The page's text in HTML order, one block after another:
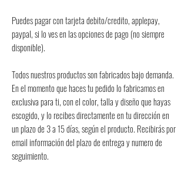
Puedes pagar con tarjeta debito/credito, applepay,
paypal, si lo ves en las opciones de pago (no siempre
disponible).
Todos nuestros productos son fabricados bajo demanda.
En el momento que haces tu pedido lo fabricamos en
exclusiva para ti, con el color, talla y diseño que hayas
escogido, y lo recibes directamente en tu dirección en
un plazo de 3 a 15 días, según el producto. Recibirás por
email información del plazo de entrega y numero de
seguimiento.